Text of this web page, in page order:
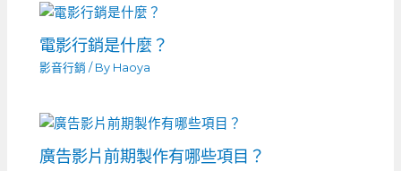
電影行銷是什麼？
影音行銷 / By Haoya
廣告影片前期製作有哪些項目？